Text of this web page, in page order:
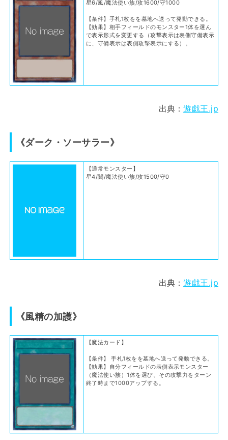
星6/風/魔法使い族/攻1600/守1000
【条件】手札1枚をを墓地へ送って発動できる。
【効果】相手フィールドのモンスター1体を選ん
で表示形式を変更する（攻撃表示は表側守備表示
に、守備表示は表側攻撃表示にする）。
出典：遊戯王.jp
《ダーク・ソーサラー》
【通常モンスター】
星4/闇/魔法使い族/攻1500/守0
出典：遊戯王.jp
《風精の加護》
【魔法カード】
【条件】 手札1枚をを墓地へ送って発動できる。
【効果】自分フィールドの表側表示モンスター
（魔法使い族）1体を選び、その攻撃力をターン
終了時まで1000アップする。